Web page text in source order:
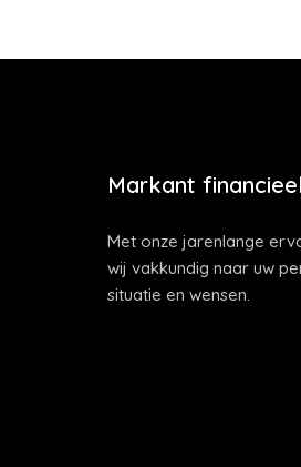
Markant financieel
Met onze jarenlange
wij vakkundig naar uw
situatie en wensen.